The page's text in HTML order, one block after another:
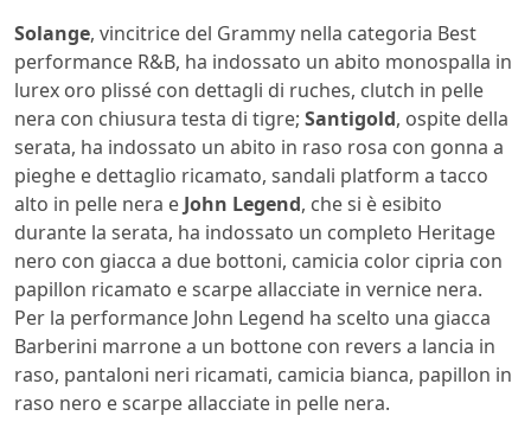
Solange, vincitrice del Grammy nella categoria Best
performance R&B, ha indossato un abito monospalla in
lurex oro plissé con dettagli di ruches, clutch in pelle
nera con chiusura testa di tigre; Santigold, ospite della
serata, ha indossato un abito in raso rosa con gonna a
pieghe e dettaglio ricamato, sandali platform a tacco
alto in pelle nera e John Legend, che si è esibito
durante la serata, ha indossato un completo Heritage
nero con giacca a due bottoni, camicia color cipria con
papillon ricamato e scarpe allacciate in vernice nera.
Per la performance John Legend ha scelto una giacca
Barberini marrone a un bottone con revers a lancia in
raso, pantaloni neri ricamati, camicia bianca, papillon in
raso nero e scarpe allacciate in pelle nera.